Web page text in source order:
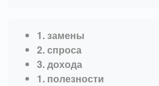
1. замены
2. спроса
3. дохода
1. полезности